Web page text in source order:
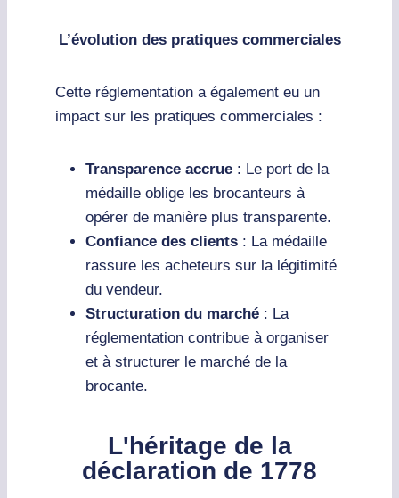
L’évolution des pratiques commerciales
Cette réglementation a également eu un
impact sur les pratiques commerciales :
Transparence accrue : Le port de la
médaille oblige les brocanteurs à
opérer de manière plus transparente.
Confiance des clients : La médaille
rassure les acheteurs sur la légitimité
du vendeur.
Structuration du marché : La
réglementation contribue à organiser
et à structurer le marché de la
brocante.
L'héritage de la
déclaration de 1778